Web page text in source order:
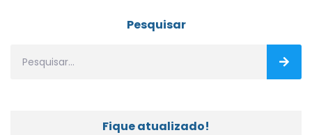
Pesquisar
Fique atualizado!